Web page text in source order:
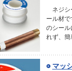
ネジ
ール材
のシール
れず、簡
マッ